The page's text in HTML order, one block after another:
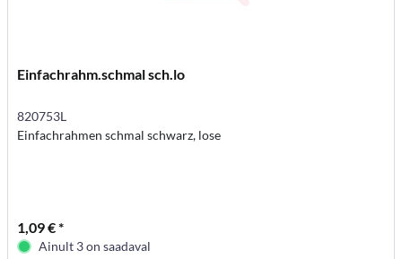
Einfachrahm.schmal sch.lo
820753L
Einfachrahmen schmal schwarz, lose
1,09 € *
Ainult 3 on saadaval